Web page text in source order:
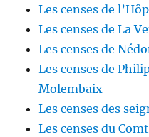
Les censes de
Les censes de La
Les censes de
Les censes de
Molembaix
Les censes des
Les censes du